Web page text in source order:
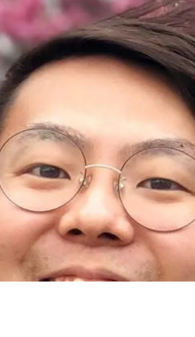
「Weで語るまちなかの幕開け」を開催しました
このイベントは、これから始めたいこと・現在取
り組んでいることの挑戦や思いを共有し、新たな
つながりや応援しあえるきっかけを創出すること
を目的に企画しました。 公募による12団体が登
し、熱い思いを共有いただきました。 📌 イベン
の様子 12名の登壇者がそれぞれの「幕開けたい
思いを5分間で発表し、その後、５名のメンター
よる応援コメントや質疑応答の時間がありまし
た。 写真は鷲田さん メンターのみなさまのご
介はこちら 登壇者の思いに真剣に耳を傾ける時間
になりました！ 誰もが抱える共通の悩みに、会場
全体でうなずく場面もみられました。 今回のイベ
ントでは、登壇者の思いやアイディアの完成度・
成果を競うのではなく、まだ輪郭の定まらな
い "はじまり" の段階にある挑戦を共有してい
ただきました。登壇者の試行錯誤や迷いも含めた
言葉に触れることで、聞き手一人ひとりがそれを
自分ごととして受け取り、考えを深め